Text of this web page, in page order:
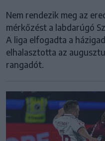
Nem rendezik meg az
mérkőzést a labdarúgó
A liga elfogadta a
elhalasztotta az
rangadót.